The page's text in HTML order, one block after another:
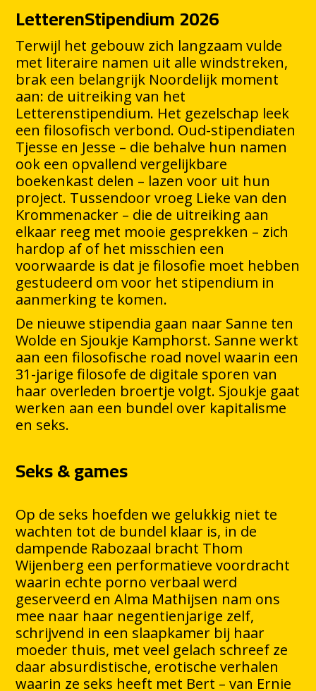
LetterenStipendium 2026
Terwijl het gebouw zich langzaam vulde
met literaire namen uit alle windstreken,
brak een belangrijk Noordelijk moment
aan: de uitreiking van het
Letterenstipendium. Het gezelschap leek
een filosofisch verbond. Oud-stipendiaten
Tjesse en Jesse – die behalve hun namen
ook een opvallend vergelijkbare
boekenkast delen – lazen voor uit hun
project. Tussendoor vroeg Lieke van den
Krommenacker – die de uitreiking aan
elkaar reeg met mooie gesprekken – zich
hardop af of het misschien een
voorwaarde is dat je filosofie moet hebben
gestudeerd om voor het stipendium in
aanmerking te komen.
De nieuwe stipendia gaan naar Sanne ten
Wolde en Sjoukje Kamphorst. Sanne werkt
aan een filosofische road novel waarin een
31-jarige filosofe de digitale sporen van
haar overleden broertje volgt. Sjoukje gaat
werken aan een bundel over kapitalisme
en seks.
Seks & games
Op de seks hoefden we gelukkig niet te
wachten tot de bundel klaar is, in de
dampende Rabozaal bracht Thom
Wijenberg een performatieve voordracht
waarin echte porno verbaal werd
geserveerd en Alma Mathijsen nam ons
mee naar haar negentienjarige zelf,
schrijvend in een slaapkamer bij haar
moeder thuis, met veel gelach schreef ze
daar absurdistische, erotische verhalen
waarin ze seks heeft met Bert – van Ernie